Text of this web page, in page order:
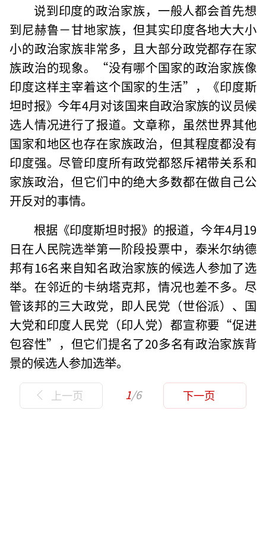
说到印度的政治家族，一般人都会首先想
到尼赫鲁－甘地家族，但其实印度各地大大小
小的政治家族非常多，且大部分政党都存在家
族政治的现象。“没有哪个国家的政治家族像
印度这样主宰着这个国家的生活”，《印度斯
坦时报》今年4月对该国来自政治家族的议员候
选人情况进行了报道。文章称，虽然世界其他
国家和地区也存在家族政治，但其程度都没有
印度强。尽管印度所有政党都怒斥裙带关系和
家族政治，但它们中的绝大多数都在做自己公
开反对的事情。
根据《印度斯坦时报》的报道，今年4月19
日在人民院选举第一阶段投票中，泰米尔纳德
邦有16名来自知名政治家族的候选人参加了选
举。在邻近的卡纳塔克邦，情况也差不多。尽
管该邦的三大政党，即人民党（世俗派）、国
大党和印度人民党（印人党）都宣称要“促进
包容性”，但它们提名了20多名有政治家族背
景的候选人参加选举。
上一页 1/6 下一页